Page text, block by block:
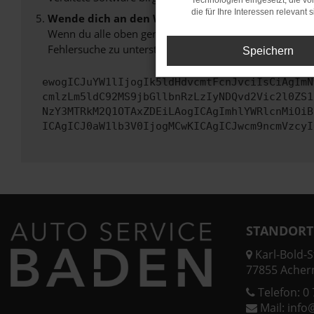
Wende dich an den Webseitenbetreiber.
Wenn du alle oben genannten Schritte versucht hast,
Fehlersuche zu unterstützen:
Karl-Bold-
77855
Telefon: 0
Mail:
die für Ihre Interessen relevant
Speichern